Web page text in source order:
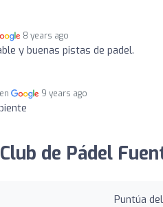
8 years ago
y buenas pistas de padel.
9 years ago
de Pádel
Puntúa